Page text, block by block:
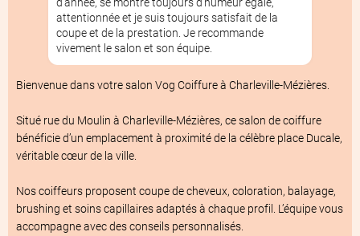
attentionnée et je suis toujours satisfait de la
coupe et de la prestation. Je recommande
vivement le salon et son équipe.
À propos du salon de coiffureVog
Bienvenue dans votre salon Vog Coiffure à Charleville-Mézières.
Situé rue du Moulin à Charleville-Mézières, ce salon de coiffure
bénéficie d’un emplacement à proximité de la célèbre place Ducale,
véritable cœur de la ville.
Nos coiffeurs proposent coupe de cheveux, coloration, balayage,
brushing et soins capillaires adaptés à chaque profil. L’équipe vous
accompagne avec des conseils personnalisés.